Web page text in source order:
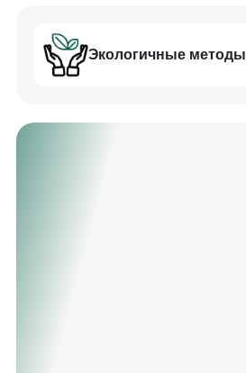
Экологичные методы